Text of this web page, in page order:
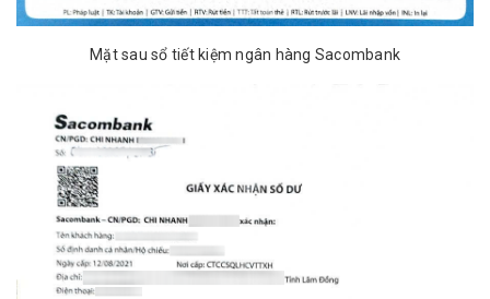
Mặt sau sổ tiết kiệm ngân hàng Sacombank